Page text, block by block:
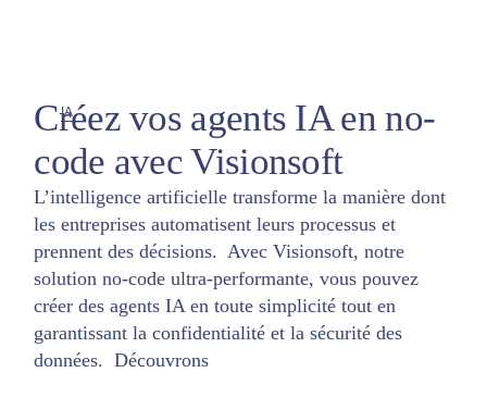
IA
Créez vos agents IA en no-
code avec Visionsoft
L’intelligence artificielle transforme la manière dont
les entreprises automatisent leurs processus et
prennent des décisions. Avec Visionsoft, notre
solution no-code ultra-performante, vous pouvez
créer des agents IA en toute simplicité tout en
garantissant la confidentialité et la sécurité des
données. Découvrons